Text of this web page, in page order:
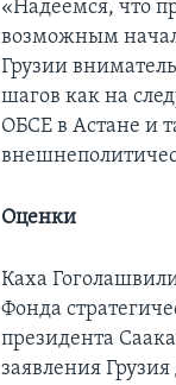
«Надеемся, что
возможным
Грузии
шагов как на
ОБСЕ в Астане и
Оценки
Каха
Фонда
президента
заявления